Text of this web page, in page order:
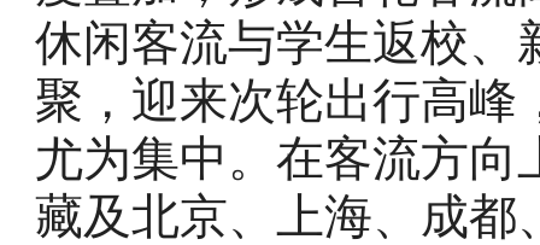
休闲客流与学生返校、
聚，迎来次轮出行高峰
尤为集中。在客流方
藏及北京、上海、成都